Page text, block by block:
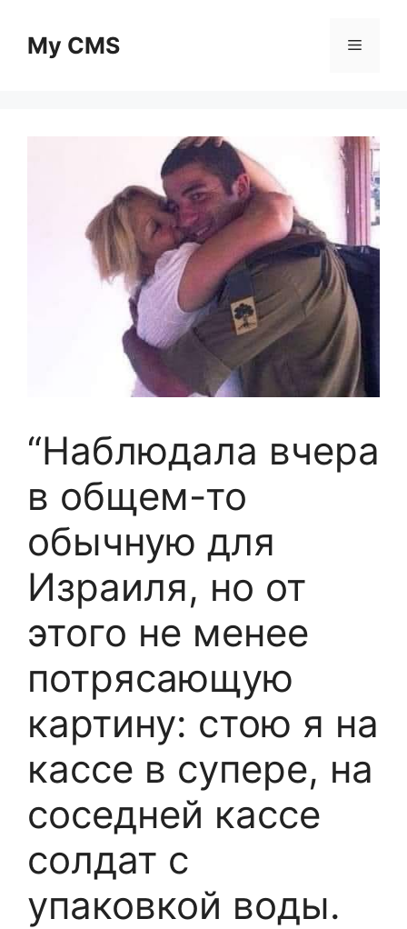
contentMy CMS Menu
“Наблюдала вчера
в общем-то
обычную для
Израиля, но от
этого не менее
потрясающую
картину: стою я на
кассе в супере, на
соседней кассе
солдат с
упаковкой воды.